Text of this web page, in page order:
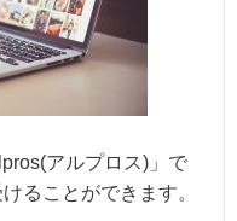
アルプロス)」で
ることができます。